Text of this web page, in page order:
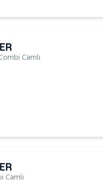
Camlı
Camlı